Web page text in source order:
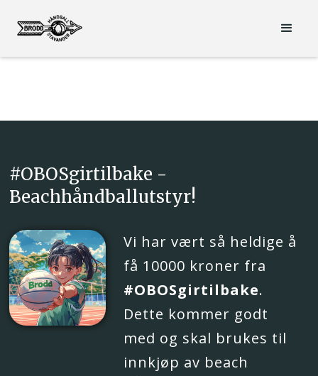
#OBOSgirtilbake -
Beachhåndballutstyr!
Vi har vært så heldige å
få 10000 kroner fra
#OBOSgirtilbake.
Dette kommer godt
med og skal brukes til
innkjøp av beach